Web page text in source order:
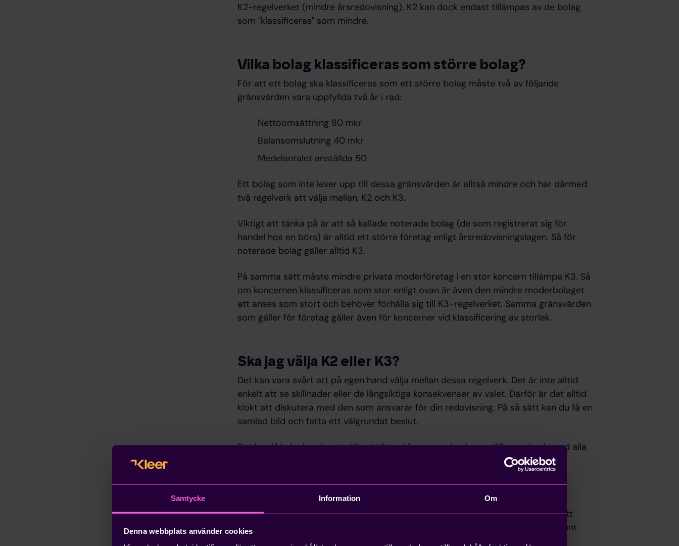
Samtycke Information Om
Denna webbplats använder cookies
K2-regelverket (mindre årsredovisning). K2 kan dock endast tillämpas av de bolag
som "klassificeras" som mindre.
Vilka bolag klassificeras som större bolag?
För att ett bolag ska klassificeras som ett större bolag måste två av följande
gränsvärden vara uppfyllda två år i rad:
Nettoomsättning 80 mkr
Balansomslutning 40 mkr
Medelantalet anställda 50
Ett bolag som inte lever upp till dessa gränsvärden är alltså mindre och har därmed
två regelverk att välja mellan, K2 och K3.
Viktigt att tänka på är att så kallade noterade bolag (de som registrerat sig för
handel hos en börs) är alltid ett större företag enligt årsredovisningslagen. Så för
noterade bolag gäller alltid K3.
På samma sätt måste mindre privata moderföretag i en stor koncern tillämpa K3. Så
om koncernen klassificeras som stor enligt ovan är även den mindre moderbolaget
att anses som stort och behöver förhålla sig till K3-regelverket. Samma gränsvärden
som gäller för företag gäller även för koncerner vid klassificering av storlek.
Ska jag välja K2 eller K3?
Det kan vara svårt att på egen hand välja mellan dessa regelverk. Det är inte alltid
enkelt att se skillnader eller de långsiktiga konsekvenser av valet. Därför är det alltid
klokt att diskutera med den som ansvarar för din redovisning. På så sätt kan du få en
samlad bild och fatta ett välgrundat beslut.
Det kan låta lockande att välja ett förenklings-regelverk som K2, men i och med alla
förenklingar som finns i regelverket kan det också skapa en orättvis bild av ditt
företag. Allt kommer inte att synas helt enkelt och det kan upplevas som
begränsande i vissa fall.
K3 är principbaserat medan K2 är regelbaserat. Det innebär att K3 innehåller ett
kapitel där begrepp så som Tillgång, Skuld, m.m. definieras. I K2 finns inget sådant
kapitel utan detta är skrivet mer som regler.